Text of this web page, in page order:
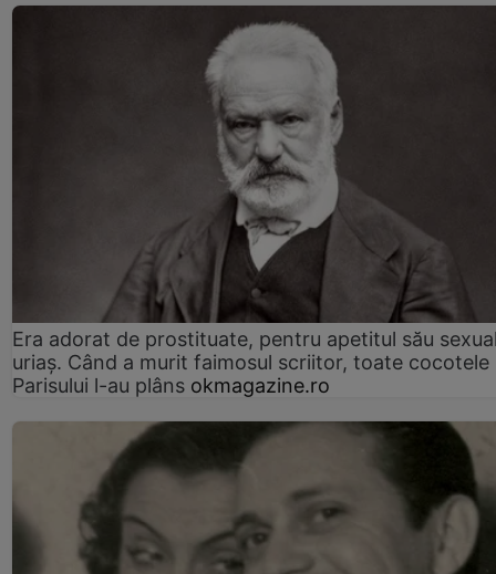
Era adorat de prostituate, pentru apetitul său
uriaș. Când a murit faimosul scriitor, toate cocotele
Parisului l-au plâns okmagazine.ro